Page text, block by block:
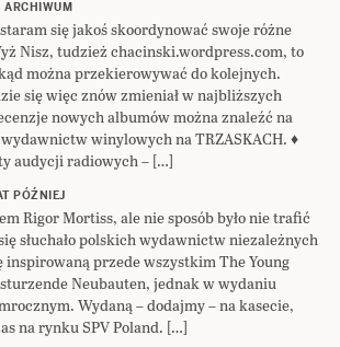
się jakoś skoordynować swoje różne
Nisz, tudzież chacinski.wordpress.com, to
można przekierowywać do kolejnych.
się więc znów zmieniał w najbliższych
nowych albumów można znaleźć na
winylowych na TRZASKACH. ♦
audycji radiowych – […]
PÓŹNIEJ
Rigor Mortiss, ale nie sposób było nie trafić
słuchało polskich wydawnictw niezależnych
przede wszystkim The Young
Neubauten, jednak w wydaniu
Wydaną – dodajmy – na kasecie,
na rynku SPV Poland. […]